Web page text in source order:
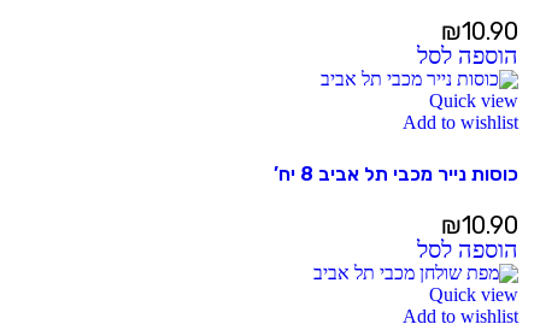
₪10.90
הוספה לסל
Quick view
Add to wishlist
כוסות נייר מכבי תל אביב 8 יח’
₪10.90
הוספה לסל
Quick view
Add to wishlist